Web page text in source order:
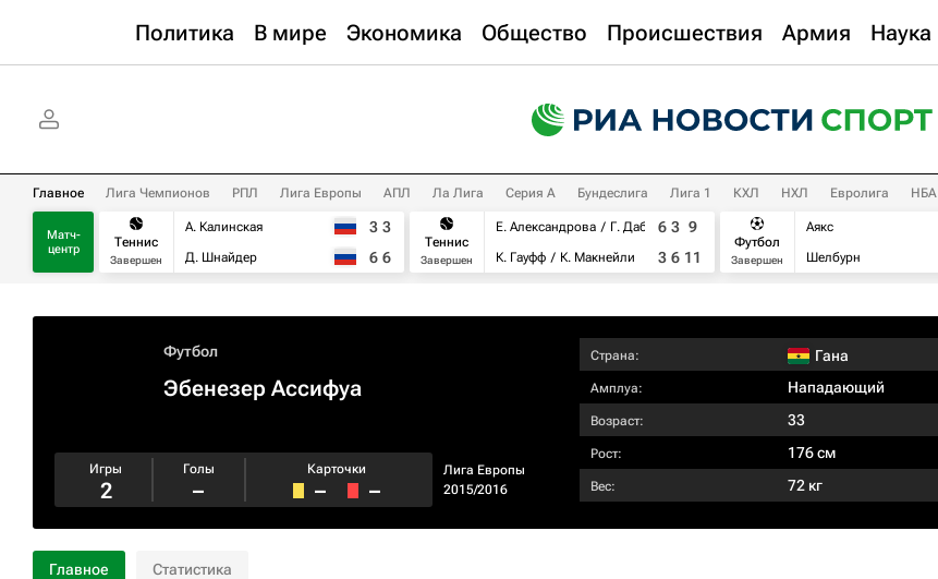
Политика В мире Экономика Общество Происшествия Армия Наука
Главное Лига Чемпионов РПЛ Лига Европы АПЛ Ла Лига Серия А Бундеслига Лига 1 КХЛ НХЛ Евролига НБА
Матч-
центр
Теннис
Завершен
А. Калинская
Д. Шнайдер
3 3
6 6
Теннис
Завершен
Е. Александрова
Г. Дабровски
К. Гауфф
К. Макнейли
6 3 9
3 6 11
Футбол
Завершен
Аякс
Шелбурн
Футбол
Эбенезер Ассифуа
Лига Европы
2015/2016
Игры
2
Голы
–
Карточки
– –
Страна: Гана
Амплуа: Нападающий
Возраст: 33
Рост: 176 см
Вес: 72 кг
Главное Статистика